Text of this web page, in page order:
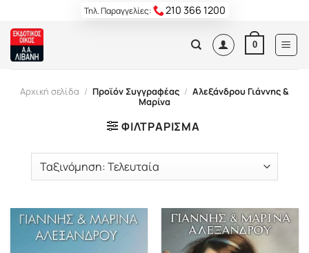
content
Τηλ. Παραγγελίες: 210 366 1200
0
Αρχική σελίδα / Προϊόν Συγγραφέας / Αλεξάνδρου Γιάννης &
Μαρίνα
ΦΙΛΤΡΆΡΙΣΜΑ